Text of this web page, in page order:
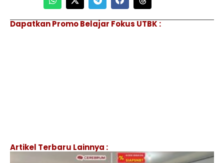
Dapatkan Promo Belajar Fokus UTBK :
Artikel Terbaru Lainnya :